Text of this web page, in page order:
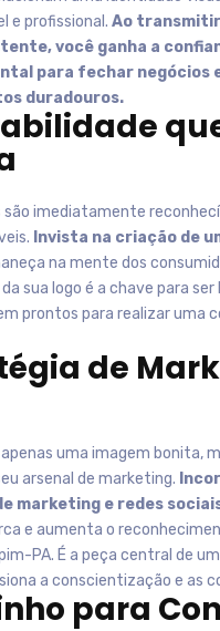
e profissional. Ao transmitir
você ganha a
para fechar negócios
duradouros.
são imediatamente
Invista na criação de
na mente dos
sua logo é a chave para
prontos para realizar uma
de
apenas uma imagem bonita,
arsenal de marketing.
marketing e redes
e aumenta o
PA. É a peça central de
a conscientização e as
para